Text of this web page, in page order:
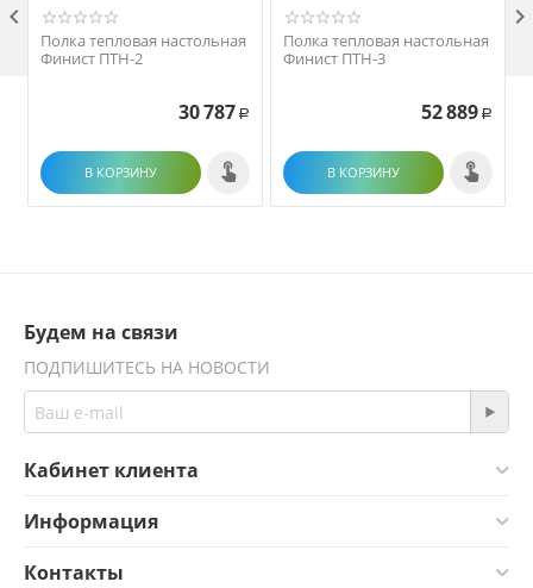
Полка тепловая настольная
Финист ПТН-2
30 787 Р
В КОРЗИНУ
Полка тепловая настольная
Финист ПТН-3
52 889 Р
В КОРЗИНУ
 
Будем на связи
ПОДПИШИТЕСЬ НА НОВОСТИ
Кабинет клиента
Информация
Контакты